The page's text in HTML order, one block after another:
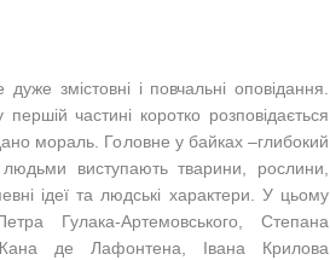
змістовні і повчальні оповідання.
частині коротко розповідається
мораль. Головне у байках –глибокий
виступають тварини, рослини,
ідеї та людські характери. У цьому
Гулака-Артемовського, Степана
де Лафонтена, Івана Крилова